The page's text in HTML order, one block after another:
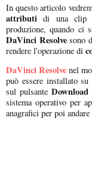
In questo articolo
attributi di una clip
produzione, quando ci
DaVinci Resolvesono
rendere l'operazione di
DaVinci Resolve nel
può essere installato su
sul pulsante
sistema operativo per
anagrafici per poi andare